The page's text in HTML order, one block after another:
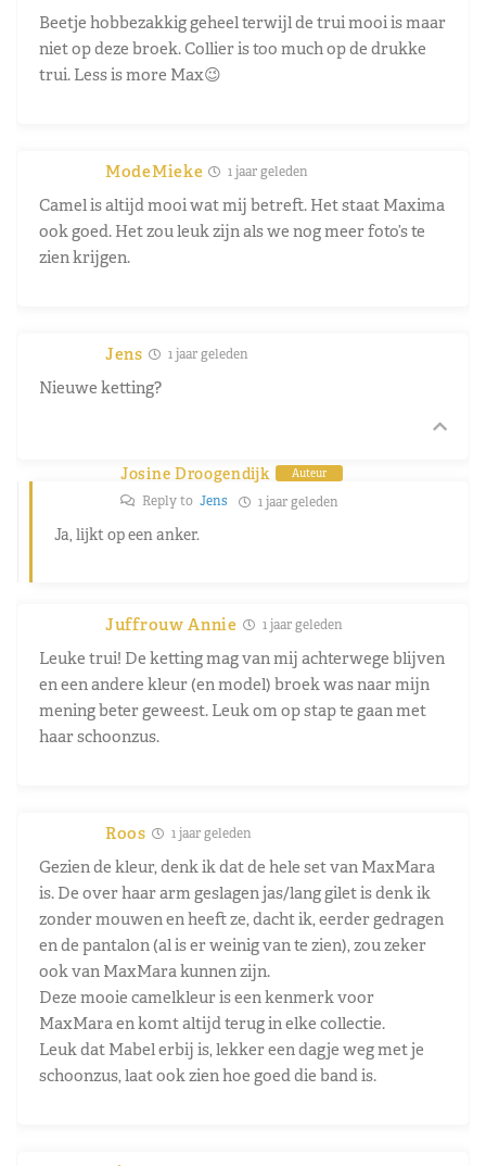
Beetje hobbezakkig geheel terwijl de trui mooi is maar
niet op deze broek. Collier is too much op de drukke
trui. Less is more Max😉
ModeMieke 1 jaar geleden
Camel is altijd mooi wat mij betreft. Het staat Maxima
ook goed. Het zou leuk zijn als we nog meer foto’s te
zien krijgen.
Jens 1 jaar geleden
Nieuwe ketting?
Josine Droogendijk Auteur
Reply to Jens 1 jaar geleden
Ja, lijkt op een anker.
Juffrouw Annie 1 jaar geleden
Leuke trui! De ketting mag van mij achterwege blijven
en een andere kleur (en model) broek was naar mijn
mening beter geweest. Leuk om op stap te gaan met
haar schoonzus.
Roos 1 jaar geleden
Gezien de kleur, denk ik dat de hele set van MaxMara
is. De over haar arm geslagen jas/lang gilet is denk ik
zonder mouwen en heeft ze, dacht ik, eerder gedragen
en de pantalon (al is er weinig van te zien), zou zeker
ook van MaxMara kunnen zijn.
Deze mooie camelkleur is een kenmerk voor
MaxMara en komt altijd terug in elke collectie.
Leuk dat Mabel erbij is, lekker een dagje weg met je
schoonzus, laat ook zien hoe goed die band is.